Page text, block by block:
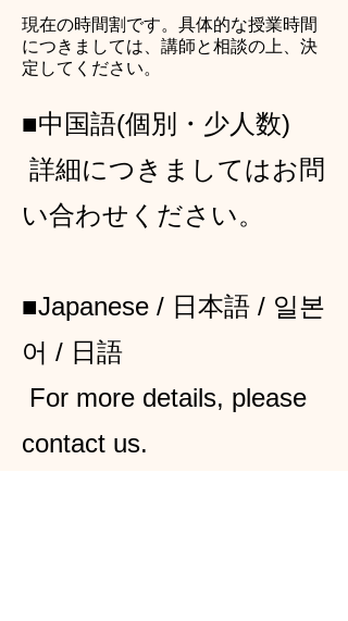
現在の時間割です。具体的な授業時間
につきましては、講師と相談の上、決
定してください。
​■中国語(個別・少人数)
詳細につきましてはお問
い合わせください。
■Japanese / 日本語 / 일본
어 / 日語
For more details, please
contact us.